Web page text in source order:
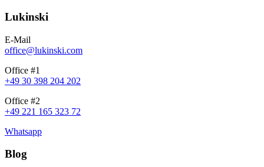
Lukinski
E-Mail
office@lukinski.com
Office #1
+49 30 398 204 202
Office #2
+49 221 165 323 72
Whatsapp
Blog